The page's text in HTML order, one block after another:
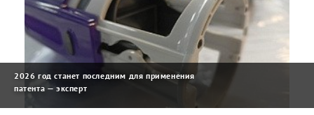
2026 год станет последним для применения
патента — эксперт